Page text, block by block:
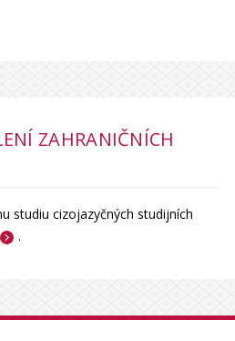
ZAHRANIČNÍCH
studiu cizojazyčných studijních
.